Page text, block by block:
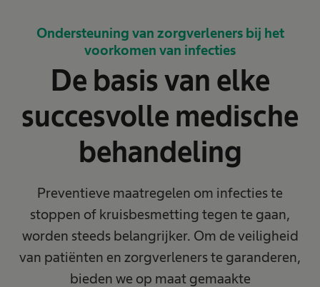
Ondersteuning van zorgverleners bij het
voorkomen van infecties
De basis van elke
succesvolle medische
behandeling
Preventieve maatregelen om infecties te
stoppen of kruisbesmetting tegen te gaan,
worden steeds belangrijker. Om de veiligheid
van patiënten en zorgverleners te garanderen,
bieden we op maat gemaakte